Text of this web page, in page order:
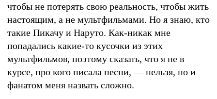
чтобы не потерять свою реальность, чтобы жить
настоящим, а не мультфильмами. Но я знаю, кто
такие Пикачу и Наруто. Как-никак мне
попадались какие-то кусочки из этих
мультфильмов, поэтому сказать, что я не в
курсе, про кого писала песни, — нельзя, но и
фанатом меня назвать сложно.